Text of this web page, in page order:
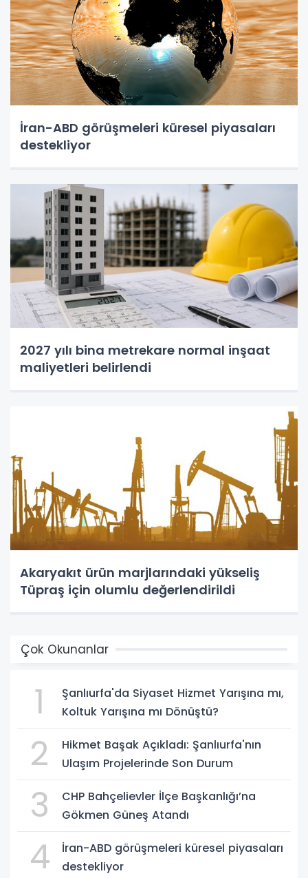
İran-ABD görüşmeleri küresel piyasaları
destekliyor
2027 yılı bina metrekare normal inşaat
maliyetleri belirlendi
Akaryakıt ürün marjlarındaki yükseliş
Tüpraş için olumlu değerlendirildi
Çok Okunanlar
1
Şanlıurfa'da Siyaset Hizmet Yarışına mı,
Koltuk Yarışına mı Dönüştü?
2
Hikmet Başak Açıkladı: Şanlıurfa'nın
Ulaşım Projelerinde Son Durum
3
CHP Bahçelievler İlçe Başkanlığı’na
Gökmen Güneş Atandı
4
İran-ABD görüşmeleri küresel piyasaları
destekliyor